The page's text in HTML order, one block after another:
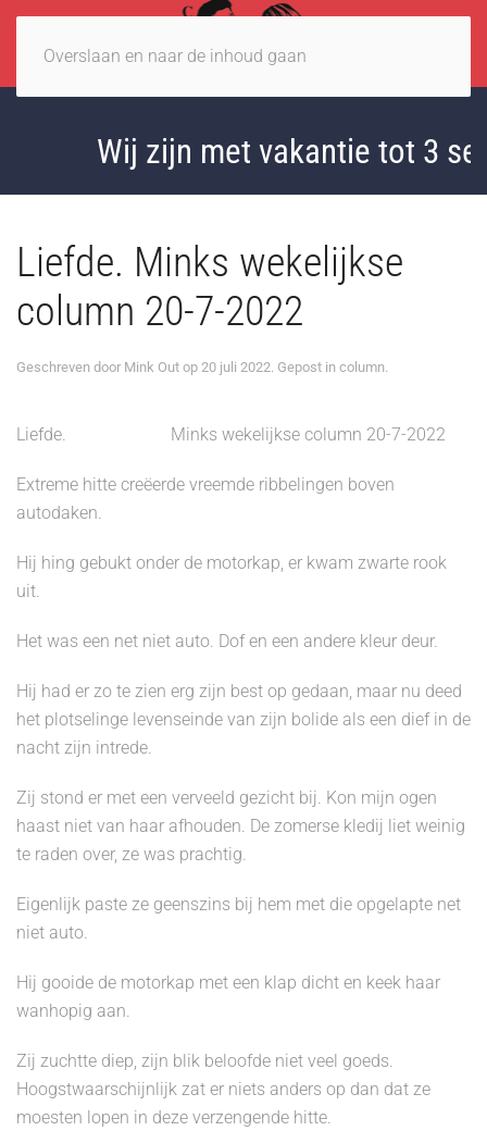
Overslaan en naar de inhoud gaan
Wij zijn met vakantie tot 3
Liefde. Minks wekelijkse
column 20-7-2022
Geschreven door Mink Out op 20 juli 2022. Gepost in column.
Liefde. Minks wekelijkse column 20-7-2022
Extreme hitte creëerde vreemde ribbelingen boven
autodaken.
Hij hing gebukt onder de motorkap, er kwam zwarte rook
uit.
Het was een net niet auto. Dof en een andere kleur deur.
Hij had er zo te zien erg zijn best op gedaan, maar nu deed
het plotselinge levenseinde van zijn bolide als een dief in de
nacht zijn intrede.
Zij stond er met een verveeld gezicht bij. Kon mijn ogen
haast niet van haar afhouden. De zomerse kledij liet weinig
te raden over, ze was prachtig.
Eigenlijk paste ze geenszins bij hem met die opgelapte net
niet auto.
Hij gooide de motorkap met een klap dicht en keek haar
wanhopig aan.
Zij zuchtte diep, zijn blik beloofde niet veel goeds.
Hoogstwaarschijnlijk zat er niets anders op dan dat ze
moesten lopen in deze verzengende hitte.